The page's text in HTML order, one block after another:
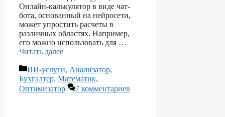
Онлайн-калькулятор в виде чат-
бота, основанный на нейросети,
может упростить расчеты в
различных областях. Например,
его можно использовать для …
Читать далее
Рубрики
ИИ-услуги, Анализатор,
Бухгалтер, Математик,
Оптимизатор
7 комментариев